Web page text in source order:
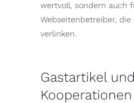
wertvoll, sondern auch
Webseitenbetreiber, die
verlinken.
Gastartikel und
Kooperationen